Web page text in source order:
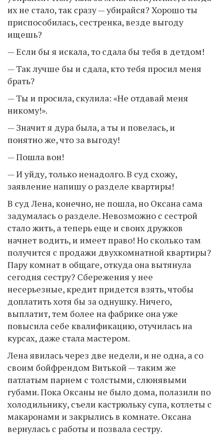
их не стало, так сразу — убирайся? Хорошо ты
приспособилась, сестренка, везде выгоду
ищешь?
— Если бы я искала, то сдала бы тебя в детдом!
— Так лучше бы и сдала, кто тебя просил меня
брать?
— Ты и просила, скулила: «Не отдавай меня
никому!».
— Значит я дура была, а ты и повелась, и
понятно же, что за выгоду!
— Пошла вон!
— И уйду, только ненадолго. В суд схожу,
заявление напишу о разделе квартиры!
В суд Лена, конечно, не пошла, но Оксана сама
задумалась о разделе. Невозможно с сестрой
стало жить, а теперь еще и своих дружков
начнет водить, и имеет право! Но сколько там
получится с продажи двухкомнатной квартиры?
Пару комнат в общаге, откуда она вытянула
сегодня сестру? Сбережения у нее
несерьезные, кредит придется взять, чтобы
доплатить хотя бы за однушку. Ничего,
выплатит, тем более на фабрике она уже
повысила себе квалификацию, отучилась на
курсах, даже стала мастером.
Лена явилась через две недели, и не одна, а со
своим бойфрендом Витькой — таким же
патлатым парнем с толстыми, слюнявыми
губами. Пока Оксаны не было дома, полазили по
холодильнику, съели кастрюльку супа, котлеты с
макаронами и закрылись в комнате. Оксана
вернулась с работы и позвала сестру.